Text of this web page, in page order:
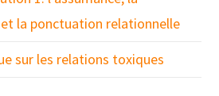
la ponctuation relationnelle
sur les relations toxiques